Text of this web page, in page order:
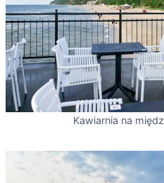
Kawiarnia na